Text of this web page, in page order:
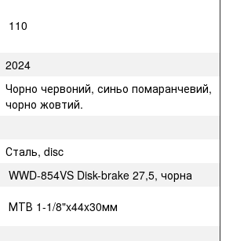
110
2024
Чорно червоний, синьо помаранчевий,
чорно жовтий.
Сталь, disc
WWD-854VS Disk-brake 27,5, чорна
МТВ 1-1/8"x44x30мм